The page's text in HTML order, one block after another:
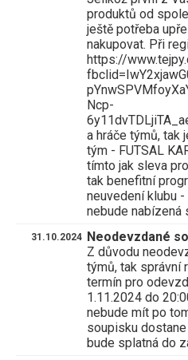
produktů od
ještě potřeba
nakupovat. Při
https://
Ncp-
a hráče týmů, tak
tým - FUTSAL
tímto jak sleva
tak benefitní
neuvedení klubu -
nebude nabízená
31.10.2024
Neodevzdané
Z důvodu
týmů, tak správní
termín pro
1.11.2024 do
nebude mít po
soupisku
bude splatná do